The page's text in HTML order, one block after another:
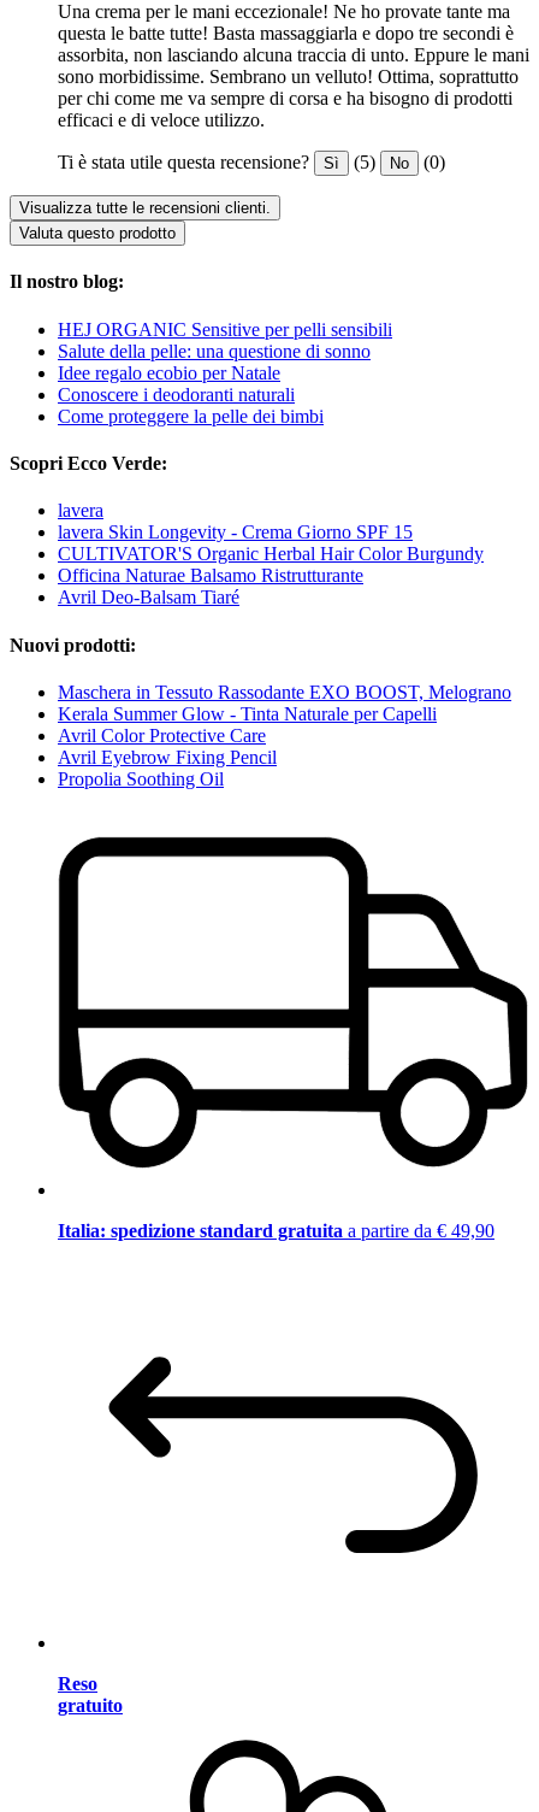
Una crema per le mani eccezionale! Ne ho provate tante ma
questa le batte tutte! Basta massaggiarla e dopo tre secondi è
assorbita, non lasciando alcuna traccia di unto. Eppure le mani
sono morbidissime. Sembrano un velluto! Ottima, soprattutto
per chi come me va sempre di corsa e ha bisogno di prodotti
efficaci e di veloce utilizzo.
Ti è stata utile questa recensione? Sì (5) No (0)
Visualizza tutte le recensioni clienti.
Valuta questo prodotto
Il nostro blog:
HEJ ORGANIC Sensitive per pelli sensibili
Salute della pelle: una questione di sonno
Idee regalo ecobio per Natale
Conoscere i deodoranti naturali
Come proteggere la pelle dei bimbi
Scopri Ecco Verde:
lavera
lavera Skin Longevity - Crema Giorno SPF 15
CULTIVATOR'S Organic Herbal Hair Color Burgundy
Officina Naturae Balsamo Ristrutturante
Avril Deo-Balsam Tiaré
Nuovi prodotti:
Maschera in Tessuto Rassodante EXO BOOST, Melograno
Kerala Summer Glow - Tinta Naturale per Capelli
Avril Color Protective Care
Avril Eyebrow Fixing Pencil
Propolia Soothing Oil
Italia: spedizione standard gratuita a partire da € 49,90
Reso
gratuito